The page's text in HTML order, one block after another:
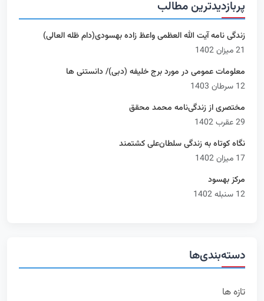
پربازدیدترین مطالب
زندگی نامه آیت الله العظمی واعظ زاده بهسودی(دام ظله العالی)
21 میزان 1402
معلومات عمومی در مورد برج خلیفه (دبی)/ دانستنی ها
12 سرطان 1403
مختصری از زندگی‌نامه محمد محقق
29 عقرب 1402
نگاه کوتاه به زندگی سلطان‌علی کشتمند
17 میزان 1402
مرکز بهسود
12 سنبله 1402
دسته‌بندی‌ها
تازه ها